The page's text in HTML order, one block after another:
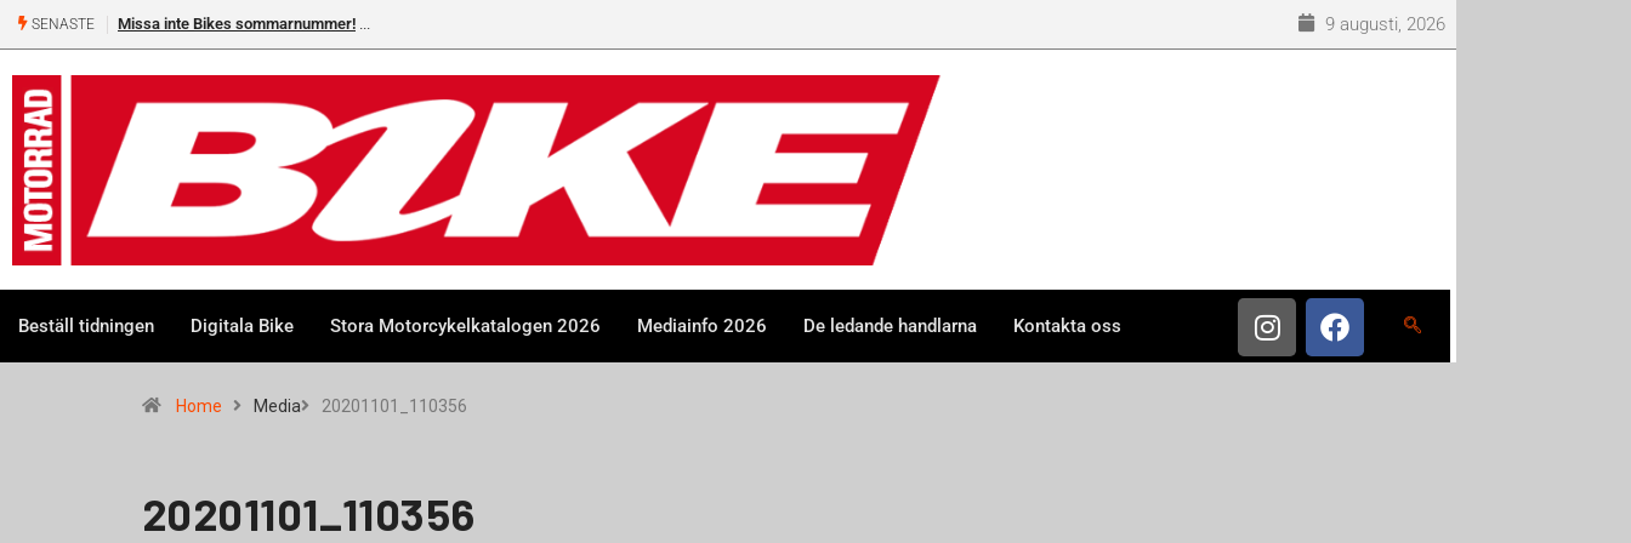
SENASTE Missa inte Bikes sommarnummer! 9 augusti, 2026
Beställ tidningen Digitala Bike Stora Motorcykelkatalogen 2026 Mediainfo 2026 De ledande handlarna Kontakta oss
Home Media 20201101_110356
20201101_110356